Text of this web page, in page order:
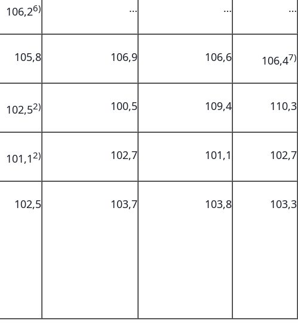
106,26) … … …
105,8 106,9 106,6 106,47)
102,52) 100,5 109,4 110,3
101,12) 102,7 101,1 102,7
102,5 103,7 103,8 103,3